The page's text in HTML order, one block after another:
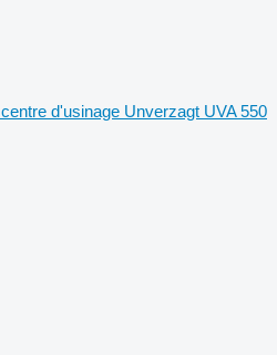
centre d'usinage Unverzagt UVA 550